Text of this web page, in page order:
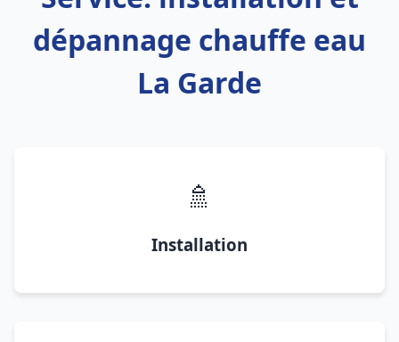
dépannage chauffe eau
La Garde
🚿
Installation